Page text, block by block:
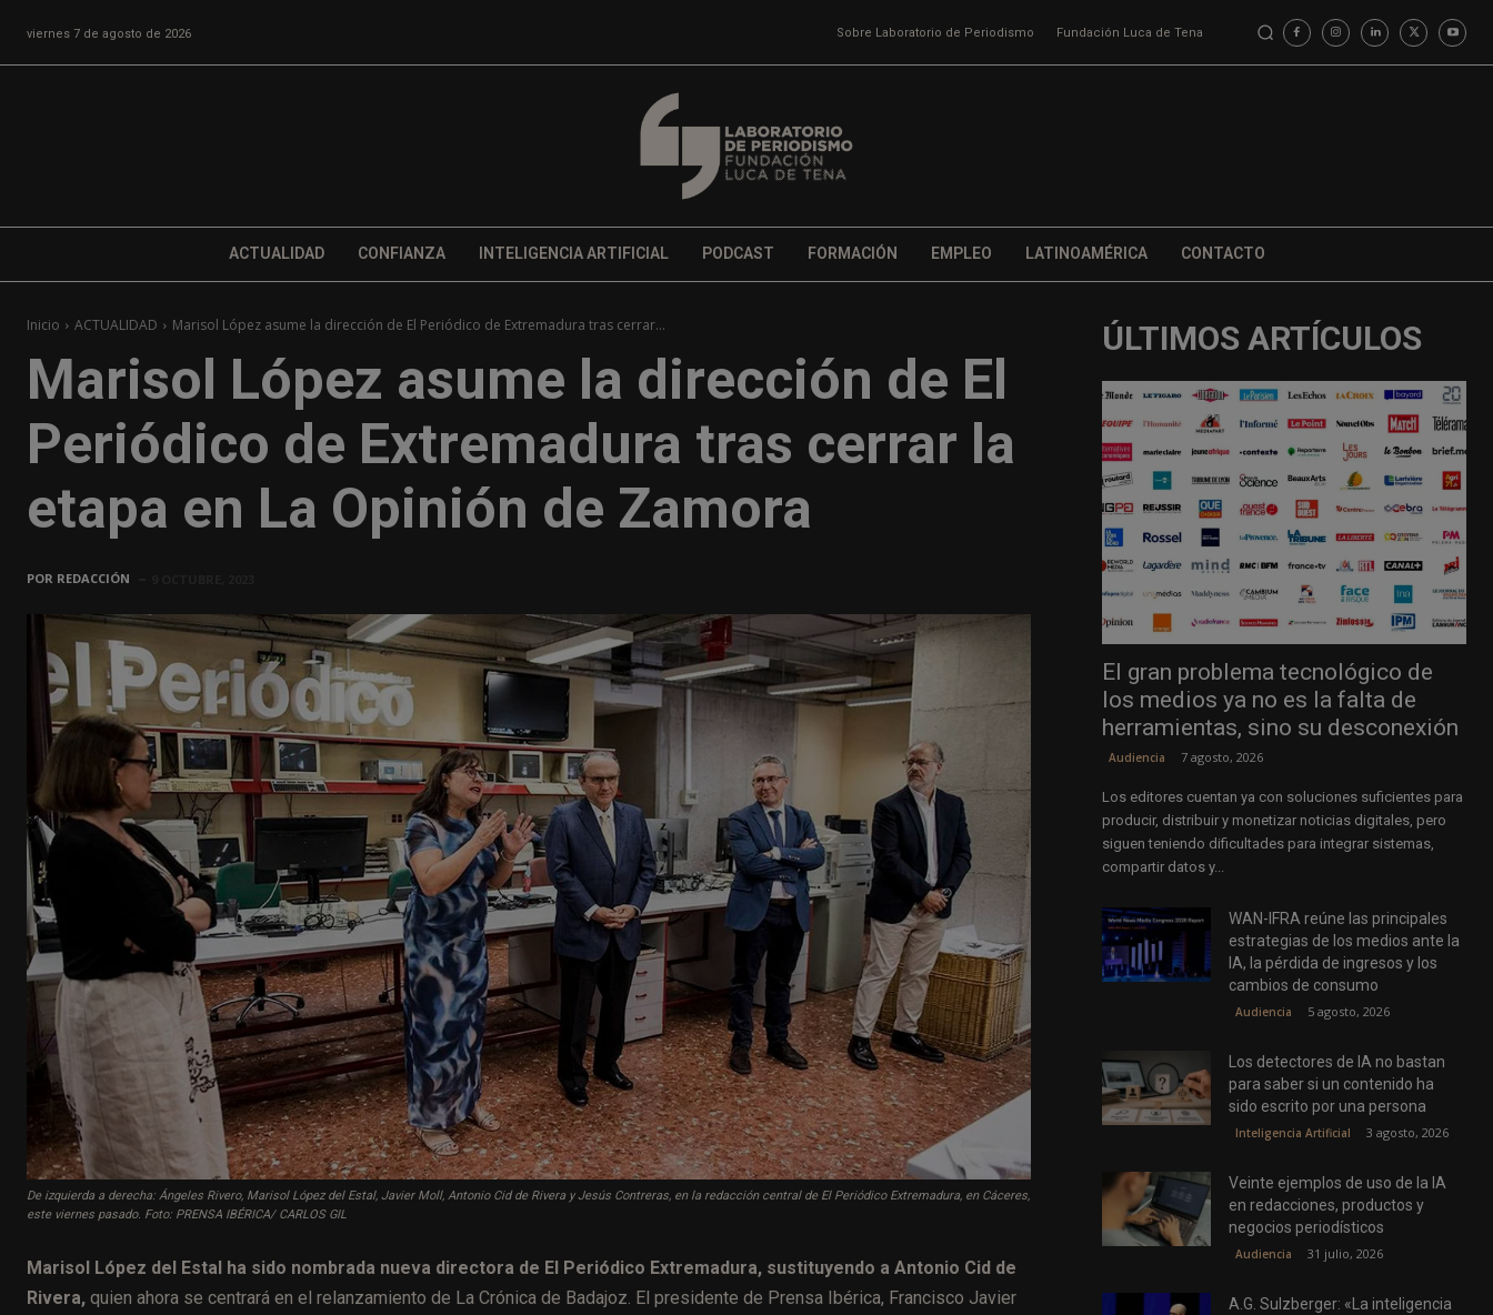
viernes 7 de agosto de 2026 Sobre Laboratorio de Periodismo Fundación Luca de Tena
ACTUALIDAD CONFIANZA INTELIGENCIA ARTIFICIAL PODCAST FORMACIÓN EMPLEO LATINOAMÉRICA CONTACTO
Inicio ACTUALIDAD Marisol López asume la dirección de El Periódico de Extremadura tras cerrar...
Marisol López asume la dirección de El
Periódico de Extremadura tras cerrar la
etapa en La Opinión de Zamora
POR REDACCIÓN
De izquierda a derecha: Ángeles Rivero, Marisol López del Estal, Javier Moll, Antonio Cid de Rivera y Jesús Contreras, en la redacción central de El Periódico Extremadura, en Cáceres,
este viernes pasado. Foto: PRENSA IBÉRICA/ CARLOS GIL
Marisol López del Estal ha sido nombrada nueva directora de El Periódico Extremadura, sustituyendo a Antonio Cid de
Rivera, quien ahora se centrará en el relanzamiento de La Crónica de Badajoz. El presidente de Prensa Ibérica, Francisco Javier
ÚLTIMOS ARTÍCULOS
El gran problema tecnológico de
los medios ya no es la falta de
herramientas, sino su desconexión
Audiencia 7 agosto, 2026
Los editores cuentan ya con soluciones suficientes para
producir, distribuir y monetizar noticias digitales, pero
siguen teniendo dificultades para integrar sistemas,
compartir datos y...
WAN-IFRA reúne las principales
estrategias de los medios ante la
IA, la pérdida de ingresos y los
cambios de consumo
Audiencia 5 agosto, 2026
Los detectores de IA no bastan
para saber si un contenido ha
sido escrito por una persona
Inteligencia Artificial 3 agosto, 2026
Veinte ejemplos de uso de la IA
en redacciones, productos y
negocios periodísticos
Audiencia 31 julio, 2026
A.G. Sulzberger: «La inteligencia